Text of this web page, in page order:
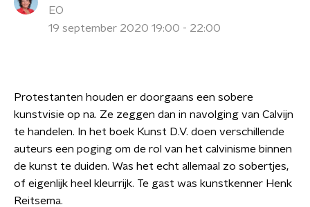
EO
19 september 2020 19:00 - 22:00
Protestanten houden er doorgaans een sobere
kunstvisie op na. Ze zeggen dan in navolging van Calvijn
te handelen. In het boek Kunst D.V. doen verschillende
auteurs een poging om de rol van het calvinisme binnen
de kunst te duiden. Was het echt allemaal zo sobertjes,
of eigenlijk heel kleurrijk. Te gast was kunstkenner Henk
Reitsema.